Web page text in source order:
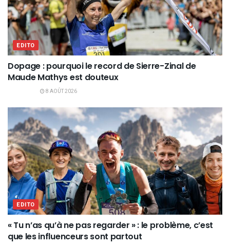
EDITO
Dopage : pourquoi le record de Sierre-Zinal de
Maude Mathys est douteux
8 AOÛT 2026
EDITO
« Tu n’as qu’à ne pas regarder » : le problème, c’est
que les influenceurs sont partout